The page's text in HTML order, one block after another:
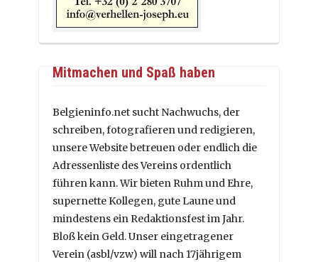
Mitmachen und Spaß haben
Belgieninfo.net sucht Nachwuchs, der
schreiben, fotografieren und redigieren,
unsere Website betreuen oder endlich die
Adressenliste des Vereins ordentlich
führen kann. Wir bieten Ruhm und Ehre,
supernette Kollegen, gute Laune und
mindestens ein Redaktionsfest im Jahr.
Bloß kein Geld. Unser eingetragener
Verein (asbl/vzw) will nach 17jährigem